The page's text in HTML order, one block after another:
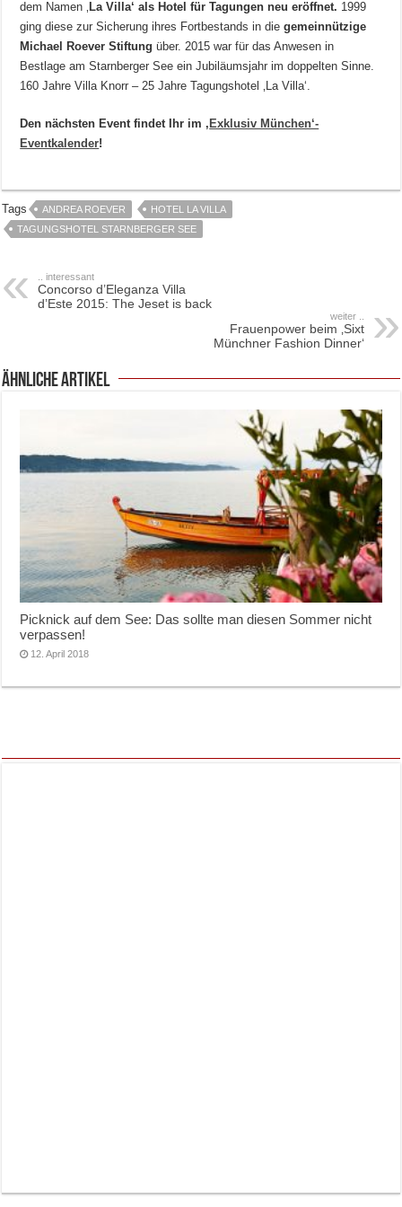
dem Namen ‚ La Villa‘ als Hotel für Tagungen neu eröffnet. 1999
ging diese zur Sicherung ihres Fortbestands in diegemeinnützige
Michael Roever Stiftung über. 2015 war für das Anwesen in
Bestlage am Starnberger See ein Jubiläumsjahr im doppelten Sinne.
160 Jahre Villa Knorr – 25 Jahre Tagungshotel ‚La Villa‘.
Den nächsten Event findet Ihr im ‚ Exklusiv München‘-
Eventkalender!
Tags ANDREA ROEVER
HOTEL LA VILLA
TAGUNGSHOTEL STARNBERGER SEE
.. interessant
Concorso d’Eleganza Villa
d’Este 2015: The Jeset is back
weiter ..
Frauenpower beim ‚Sixt
Münchner Fashion Dinner‘
ähnliche Artikel
Picknick auf dem See: Das sollte man diesen Sommer nicht
verpassen!
12. April 2018